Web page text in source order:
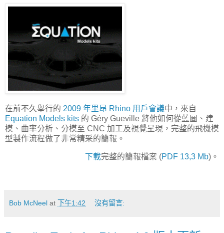
在前不久舉行的 2009 年里昂 Rhino 用戶會議中，來自
Equation Models kits 的 Géry Gueville 將他如何從藍圖、建
模、曲率分析、分模至 CNC 加工及視覺呈現，完整的飛機模
型製作流程做了非常精采的簡報。
下載完整的簡報檔案 (PDF 13,3 Mb)。
Bob McNeel at 下午1:42 沒有留言: